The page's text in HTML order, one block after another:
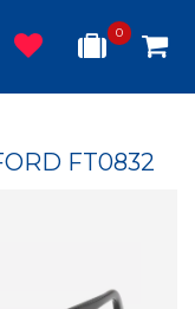
0
FT0832